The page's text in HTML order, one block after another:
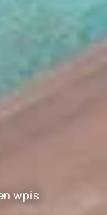
wpis